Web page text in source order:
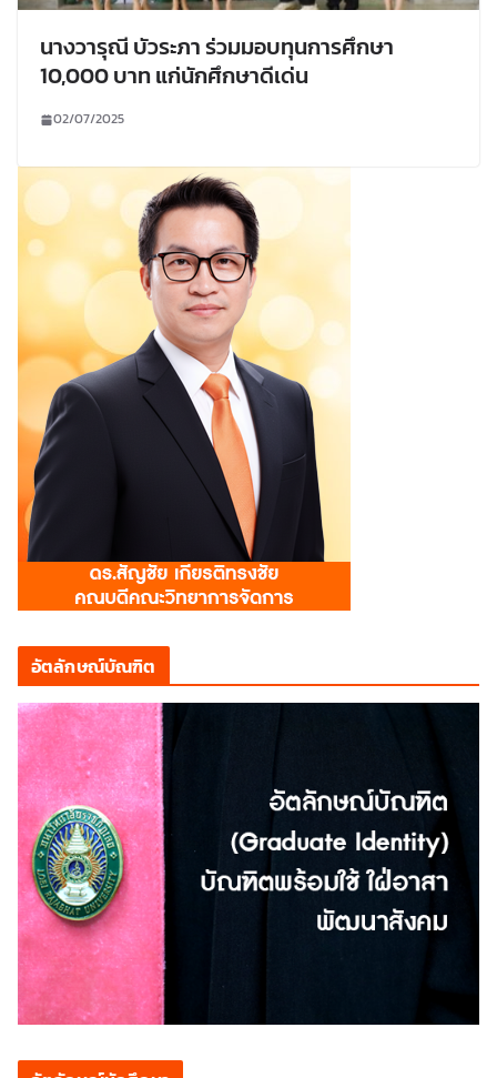
นางวารุณี บัวระภา ร่วมมอบทุนการศึกษา
10,000 บาท แก่นักศึกษาดีเด่น
02/07/2025
อัตลักษณ์บัณฑิต